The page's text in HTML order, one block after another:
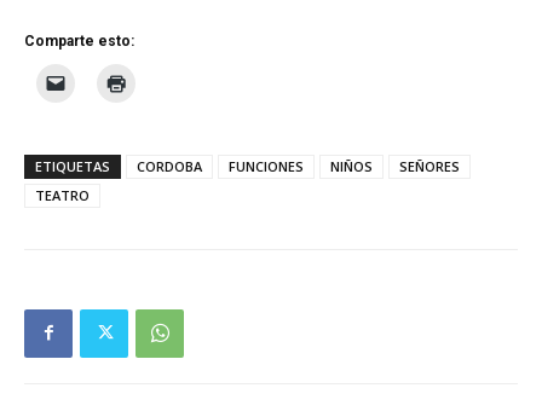
Comparte esto:
ETIQUETAS CORDOBA FUNCIONES NIÑOS
SEÑORES
TEATRO